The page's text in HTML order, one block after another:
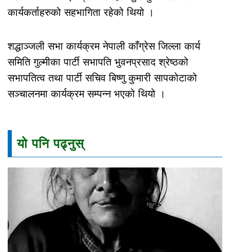
कार्यकर्ताहरुको सहभागिता रहेको थियो ।
शद्धाञ्जली सभा कार्यक्रम नेपाली काँग्रेस जिल्ला कार्य
समिति गुल्मीका पार्टी सभापति भुवनप्रसाद श्रेष्ठको
सभापतित्व तथा पार्टी सचिव बिष्णु कुमारी सापकोटाको
सञ्चालनमा कार्यक्रम सम्पन्न भएको थियो ।
यो पनि पढ्नुस्